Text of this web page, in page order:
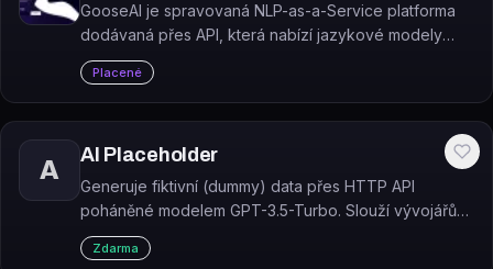
GooseAI je spravovaná NLP-as-a-Service platforma
dodávaná přes API, která nabízí jazykové modely
(GPT-Neo, GPT-J, GPT-NeoX aj.) za zlomek ceny
konkurence.
Placené
A
AI Placeholder
Generuje fiktivní (dummy) data přes HTTP API
poháněné modelem GPT-3.5-Turbo. Slouží vývojářům
k rychlému prototypování a testování aplikací bez
ručního vytváření testovacích dat.
Zdarma